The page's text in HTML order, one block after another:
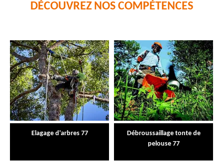
DÉCOUVREZ NOS COMPÉTENCES
Elagage d'arbres 77
Débroussaillage tonte de
pelouse 77